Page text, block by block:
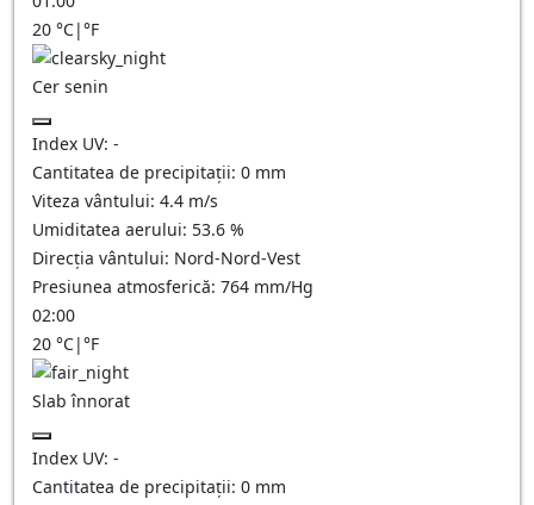
20 °C|°F
Cer senin
Index UV: -
Cantitatea de precipitații: 0 mm
Viteza vântului: 4.4 m/s
Umiditatea aerului: 53.6 %
Direcția vântului: Nord-Nord-Vest
Presiunea atmosferică: 764 mm/Hg
02:00
20 °C|°F
Slab înnorat
Index UV: -
Cantitatea de precipitații: 0 mm